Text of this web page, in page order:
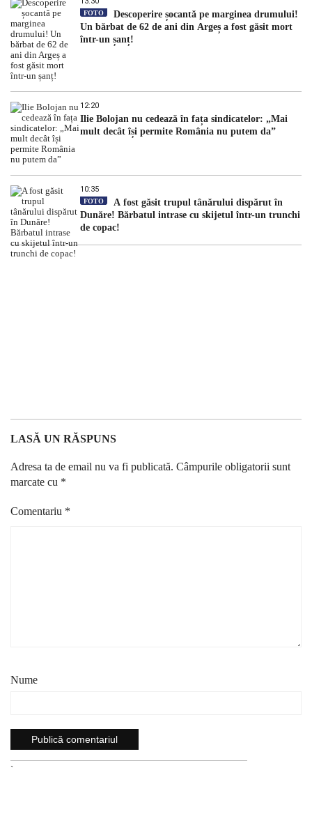
FOTO
Descoperire șocantă pe marginea drumului!
Un bărbat de 62 de ani din Argeș a fost găsit mort
într-un șanț!
12:20
Ilie Bolojan nu cedează în fața sindicatelor: „Mai
mult decât își permite România nu putem da”
10:35
FOTO
A fost găsit trupul tânărului dispărut în
Dunăre! Bărbatul intrase cu skijetul într-un trunchi
de copac!
LASĂ UN RĂSPUNS
Adresa ta de email nu va fi publicată. Câmpurile obligatorii sunt
marcate cu *
Comentariu *
Nume
`